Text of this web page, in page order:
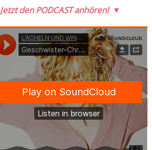
Jetzt den PODCAST anhören! ▼